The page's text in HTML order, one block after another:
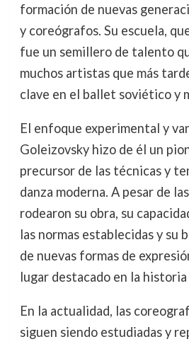
formación de nuevas
y coreógrafos. Su escuela,
fue un semillero de talento
muchos artistas que más
clave en el ballet soviético y
El enfoque experimental y
Goleizovsky hizo de él un
precursor de las técnicas y
danza moderna. A pesar de
rodearon su obra, su
las normas establecidas y su
de nuevas formas de
lugar destacado en la historia
En la actualidad, las
siguen siendo estudiadas y